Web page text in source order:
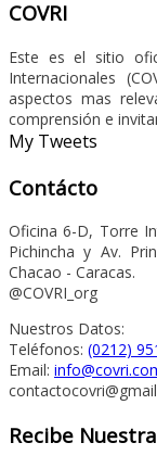
COVRI
Este es el sitio
Internacionales
aspectos mas
comprensión e
My Tweets
Contácto
Oficina 6-D, Torre
Pichincha y Av.
Chacao - Caracas.
@COVRI_org
Nuestros Datos:
Teléfonos: (0212)
Email:
Recibe